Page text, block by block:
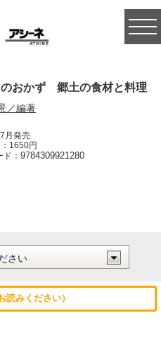
のおかず 郷土の食材と料理
／編著
月発売
1650円
ド：9784309921280
みください）